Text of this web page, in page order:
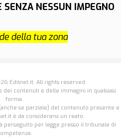
SENZA NESSUN IMPEGNO
della tua zona
Edilnet.it. All rights reserved.
dei contenuti e delle immagini in qualsiasi
forma.
se parziale) del contenuto presente e
è da considerarsi un reato.
perseguito per legge presso il tribunale di